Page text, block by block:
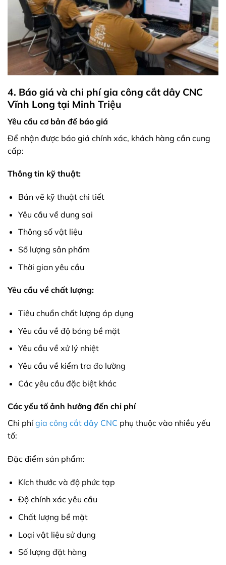
4. Báo giá và chi phí gia công cắt dây CNC
Vĩnh Long tại Minh Triệu
Yêu cầu cơ bản để báo giá
Để nhận được báo giá chính xác, khách hàng cần cung
cấp:
Thông tin kỹ thuật:
Bản vẽ kỹ thuật chi tiết
Yêu cầu về dung sai
Thông số vật liệu
Số lượng sản phẩm
Thời gian yêu cầu
Yêu cầu về chất lượng:
Tiêu chuẩn chất lượng áp dụng
Yêu cầu về độ bóng bề mặt
Yêu cầu về xử lý nhiệt
Yêu cầu về kiểm tra đo lường
Các yêu cầu đặc biệt khác
Các yếu tố ảnh hưởng đến chi phí
Chi phígia công cắt dây CNC phụ thuộc vào nhiều yếu
tố:
Đặc điểm sản phẩm:
Kích thước và độ phức tạp
Độ chính xác yêu cầu
Chất lượng bề mặt
Loại vật liệu sử dụng
Số lượng đặt hàng